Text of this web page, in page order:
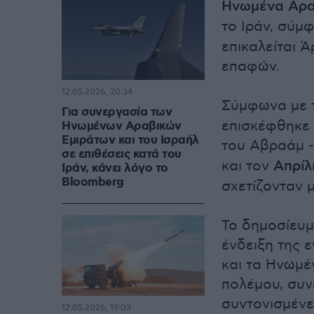
Ηνωμένα
το Ιράν,
επαφών.
Σύμφωνα με
του Αβραάμ -
και τον
σχετίζονταν
Το
ένδειξη της
και τα
πολέμου,
Για συνεργασία των
Ηνωμένων Αραβικών
Εμιράτων και του Ισραήλ
σε επιθέσεις κατά του
Ιράν, κάνει λόγο το
Bloomberg
12.05.2026, 20:34
12.05.2026, 19:03